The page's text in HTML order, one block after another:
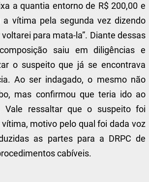
a quantia entorno de R$ 200,00 e
a vítima pela segunda vez dizendo
voltarei para mata-la”. Diante dessas
saiu em diligências e
o suspeito que já se encontrava
Ao ser indagado, o mesmo não
mas confirmou que teria ido ao
Vale ressaltar que o suspeito foi
motivo pelo qual foi dada voz
as partes para a DRPC de
cabíveis.